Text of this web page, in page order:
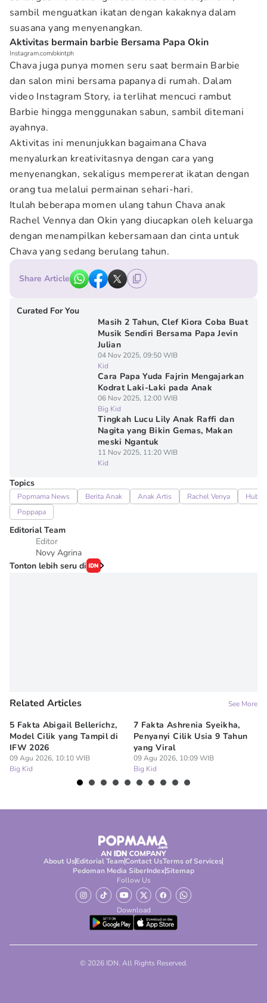
sambil menguatkan ikatan dengan kakaknya dalam
suasana yang menyenangkan.
Aktivitas bermain barbie Bersama Papa Okin
Instagram.com/okintph
Chava juga punya momen seru saat bermain Barbie
dan salon mini bersama papanya di rumah. Dalam
video Instagram Story, ia terlihat mencuci rambut
Barbie hingga menggunakan sabun, sambil ditemani
ayahnya.
Aktivitas ini menunjukkan bagaimana Chava
menyalurkan kreativitasnya dengan cara yang
menyenangkan, sekaligus mempererat ikatan dengan
orang tua melalui permainan sehari-hari.
Itulah beberapa momen ulang tahun Chava anak
Rachel Vennya dan Okin yang diucapkan oleh keluarga
dengan menampilkan kebersamaan dan cinta untuk
Chava yang sedang berulang tahun.
Share Article
Curated For You
Masih 2 Tahun, Clef Kiora Coba Buat
Musik Sendiri Bersama Papa Jevin
Julian
04 Nov 2025, 09:50 WIB
Kid
Cara Papa Yuda Fajrin Mengajarkan
Kodrat Laki-Laki pada Anak
06 Nov 2025, 12:00 WIB
Big Kid
Tingkah Lucu Lily Anak Raffi dan
Nagita yang Bikin Gemas, Makan
meski Ngantuk
11 Nov 2025, 11:20 WIB
Kid
Topics
Popmama News Berita Anak Anak Artis Rachel Venya
Poppapa
Editorial Team
Editor
Novy Agrina
Tonton lebih seru di
Related Articles See More
5 Fakta Abigail Bellerichz,
Model Cilik yang Tampil di
IFW 2026
09 Agu 2026, 10:10 WIB
Big Kid
7 Fakta Ashrenia Syeikha,
Penyanyi Cilik Usia 9 Tahun
yang Viral
09 Agu 2026, 10:09 WIB
Big Kid
About UsEditorial TeamContact UsTerms of Services
Pedoman Media SiberIndexSitemap
Follow Us
Download
© 2026 IDN. All Rights Reserved.